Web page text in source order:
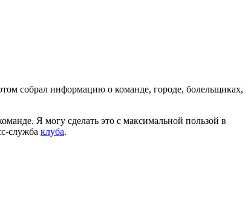
собрал информацию о команде, городе, болельщиках,
Я могу сделать это с максимальной пользой в
служба клуба.